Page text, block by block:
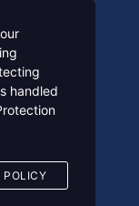
handled
POLICY